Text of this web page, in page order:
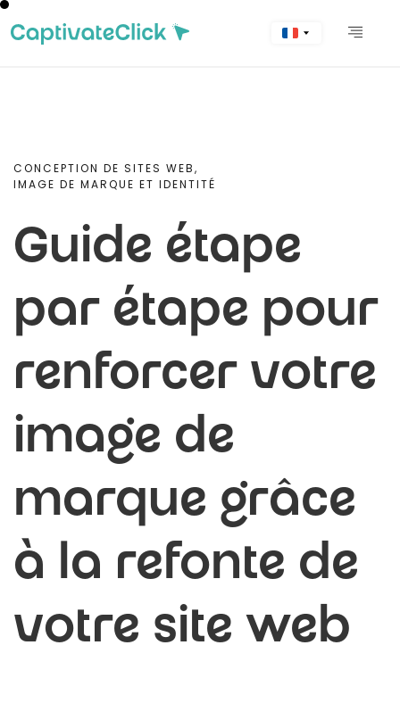
CONCEPTION DE SITES WEB,
IMAGE DE MARQUE ET IDENTITÉ
Guide étape
par étape pour
renforcer votre
image de
marque grâce
à la refonte de
votre site web